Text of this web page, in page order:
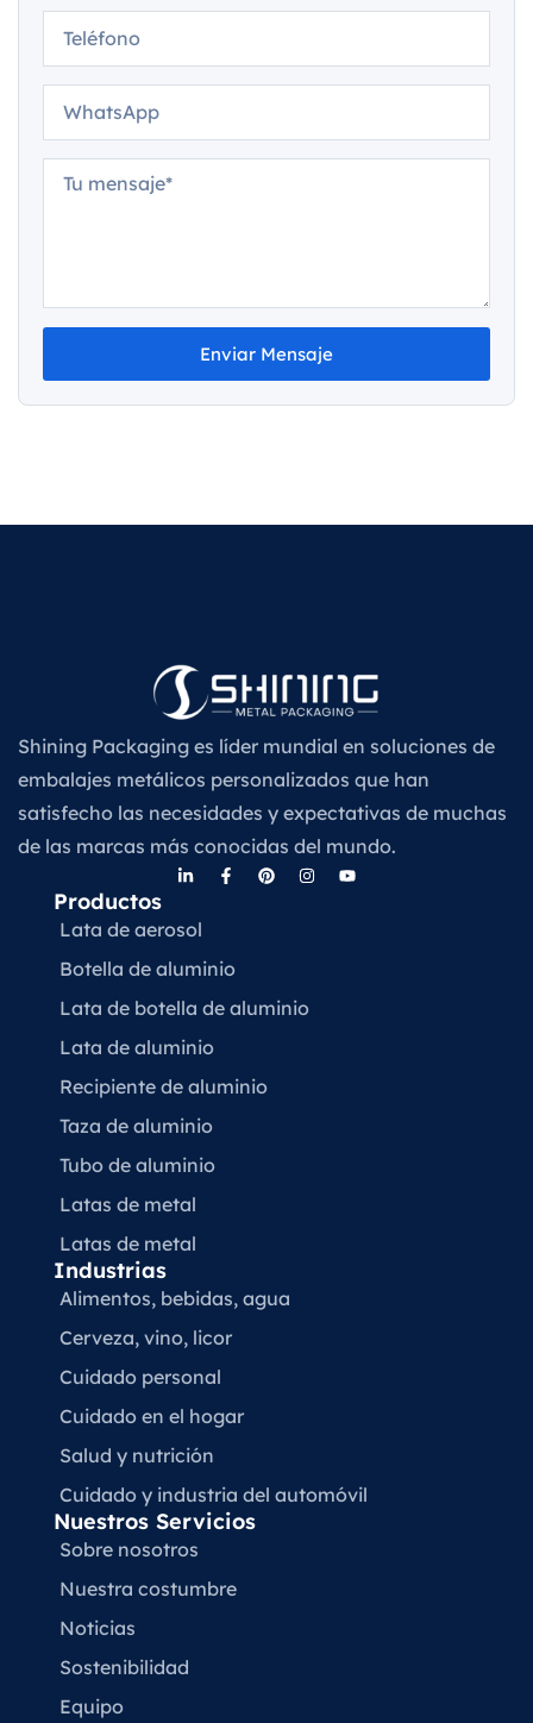
Enviar Mensaje
Shining Packaging es líder mundial en soluciones de
embalajes metálicos personalizados que han
satisfecho las necesidades y expectativas de muchas
de las marcas más conocidas del mundo.
Productos
Lata de aerosol
Botella de aluminio
Lata de botella de aluminio
Lata de aluminio
Recipiente de aluminio
Taza de aluminio
Tubo de aluminio
Latas de metal
Latas de metal
Industrias
Alimentos, bebidas, agua
Cerveza, vino, licor
Cuidado personal
Cuidado en el hogar
Salud y nutrición
Cuidado y industria del automóvil
Nuestros Servicios
Sobre nosotros
Nuestra costumbre
Noticias
Sostenibilidad
Equipo